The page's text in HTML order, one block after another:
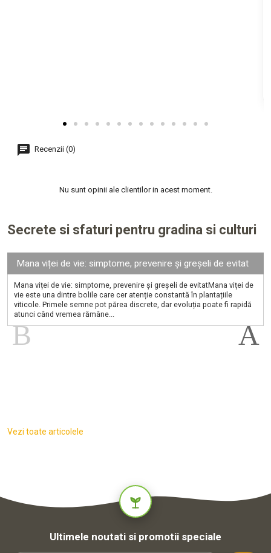
Recenzii (0)
Nu sunt opinii ale clientilor in acest moment.
Secrete si sfaturi pentru gradina si culturi
Mana viței de vie: simptome, prevenire și greșeli de evitat
Mana viței de vie: simptome, prevenire și greșeli de evitatMana viței de
vie este una dintre bolile care cer atenție constantă în plantațiile
viticole. Primele semne pot părea discrete, dar evoluția poate fi rapidă
atunci când vremea rămâne...
Vezi toate articolele
Ultimele noutati si promotii speciale